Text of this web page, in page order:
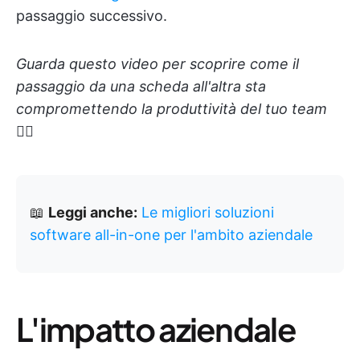
passaggio successivo.
Guarda questo video per scoprire come il
passaggio da una scheda all'altra sta
compromettendo la produttività del tuo team
👇🏼
📖 Leggi anche: Le migliori soluzioni
software all-in-one per l'ambito aziendale
L'impatto aziendale